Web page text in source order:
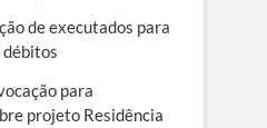
de executados para
débitos
para
projeto Residência